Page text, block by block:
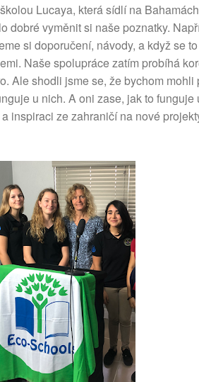
Lucaya, která sídlí na
dobré vyměnit si naše poznatky.
si doporučení, návody, a když se
Naše spolupráce zatím probíhá
Ale shodli jsme se, že bychom
u nich. A oni zase, jak to funguje
inspiraci ze zahraničí na nové